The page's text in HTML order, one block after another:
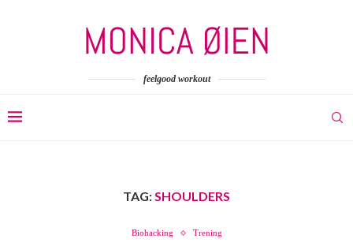
feelgood workout
TAG:SHOULDERS
Biohacking Trening